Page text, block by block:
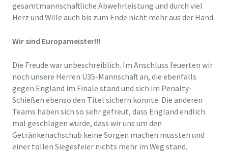
gesamtmannschaftliche Abwehrleistung und durch viel
Herz und Wille auch bis zum Ende nicht mehr aus der Hand.
Wir sind Europameister!!!
Die Freude war unbeschreiblich. Im Anschluss feuerten wir
noch unsere Herren Ü35-Mannschaft an, die ebenfalls
gegen England im Finale stand und sich im Penalty-
Schießen ebenso den Titel sichern konnte. Die anderen
Teams haben sich so sehr gefreut, dass England endlich
mal geschlagen wurde, dass wir uns um den
Getränkenachschub keine Sorgen machen mussten und
einer tollen Siegesfeier nichts mehr im Weg stand.